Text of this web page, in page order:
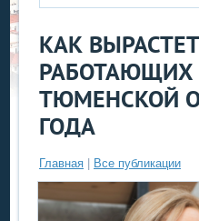
КАК
РАБОТАЮЩИХ
ТЮМЕНСКОЙ
ГОДА
Главная Все публикации